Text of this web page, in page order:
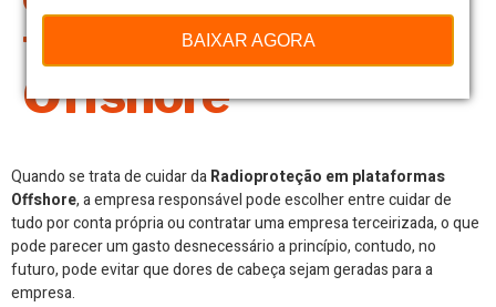
BAIXAR AGORA
terceirizadas no
Offshore
Quando se trata de cuidar daRadioproteção em plataformas
Offshore, a empresa responsável pode escolher entre cuidar de
tudo por conta própria ou contratar uma empresa terceirizada, o que
pode parecer um gasto desnecessário a princípio, contudo, no
futuro, pode evitar que dores de cabeça sejam geradas para a
empresa.